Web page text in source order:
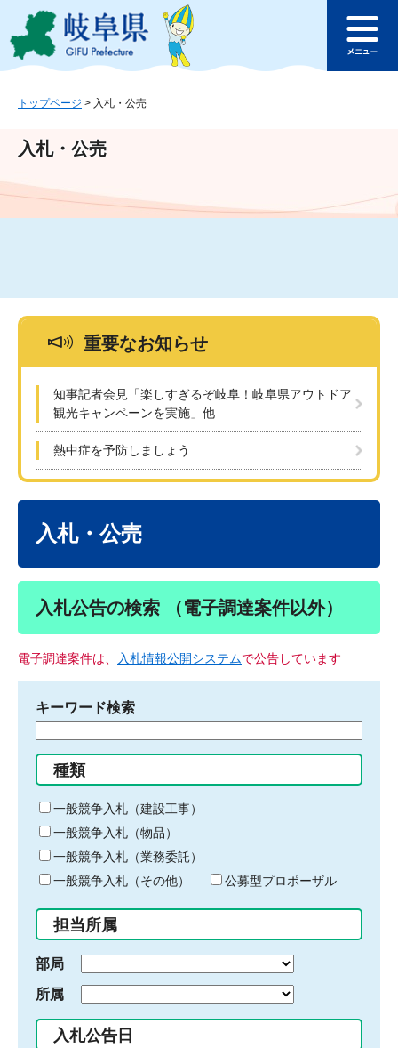
ジ
ュ
文
このページの本文へ
ュ
トップページ > 入札・公売
入札・公売
重要なお知らせ
知事記者会見「楽しすぎるぞ岐阜！岐阜県アウトドア
観光キャンペーンを実施」他
熱中症を予防しましょう
入札・公売
入札公告の検索 （電子調達案件以外）
電子調達案件は、 入札情報公開システムで公告しています
キーワード検索
る
キ
ー
ワ
ー
ド
入
力
種類
一般競争入札（建設工事）
一般競争入札（物品）
一般競争入札（業務委託）
一般競争入札（その他）
公募型プロポーザル
担当所属
部局
所属
入札公告日